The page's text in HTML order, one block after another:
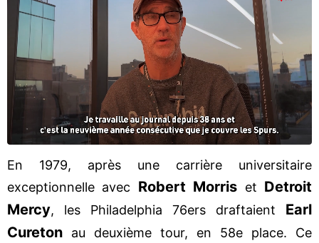
En 1979, après une carrière universitaire
exceptionnelle avec Robert Morris et Detroit
Mercy, les Philadelphia 76ers draftaient Earl
Cureton au deuxième tour, en 58e place. Ce